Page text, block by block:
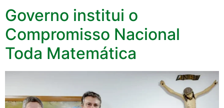
Governo institui o
Compromisso Nacional
Toda Matemática